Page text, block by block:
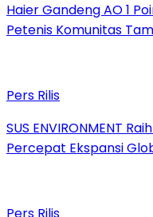
Haier Gandeng AO 1
Petenis Komunitas
Pers Rilis
SUS ENVIRONMENT
Percepat Ekspansi
Pers Rilis